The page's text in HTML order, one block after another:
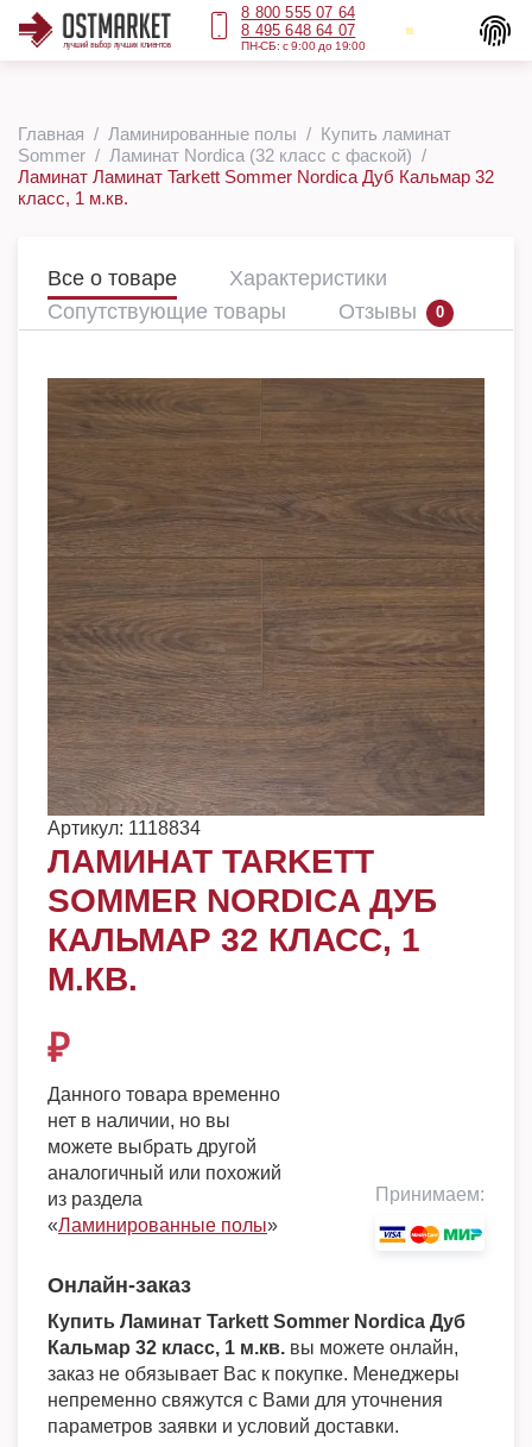
8 800 555 07 64
8 495 648 64 07
ПН-СБ: с 9:00 до 19:00
Главная Ламинированные полы
Купить ламинат
Sommer
Ламинат Nordica (32 класс с фаской)
Ламинат Ламинат Tarkett Sommer Nordica Дуб Кальмар 32
класс, 1 м.кв.
Все о товаре
Характеристики
Сопутствующие товары
Отзывы 0
Артикул: 1118834
ЛАМИНАТ TARKETT
SOMMER NORDICA ДУБ
КАЛЬМАР 32 КЛАСС, 1
М.КВ.
₽
Данного товара временно
нет в наличии, но вы
можете выбрать другой
аналогичный или похожий
из раздела
«Ламинированные полы»
Принимаем:
Онлайн-заказ
Купить Ламинат Tarkett Sommer Nordica Дуб
Кальмар 32 класс, 1 м.кв. вы можете онлайн,
заказ не обязывает Вас к покупке. Менеджеры
непременно свяжутся с Вами для уточнения
параметров заявки и условий доставки.